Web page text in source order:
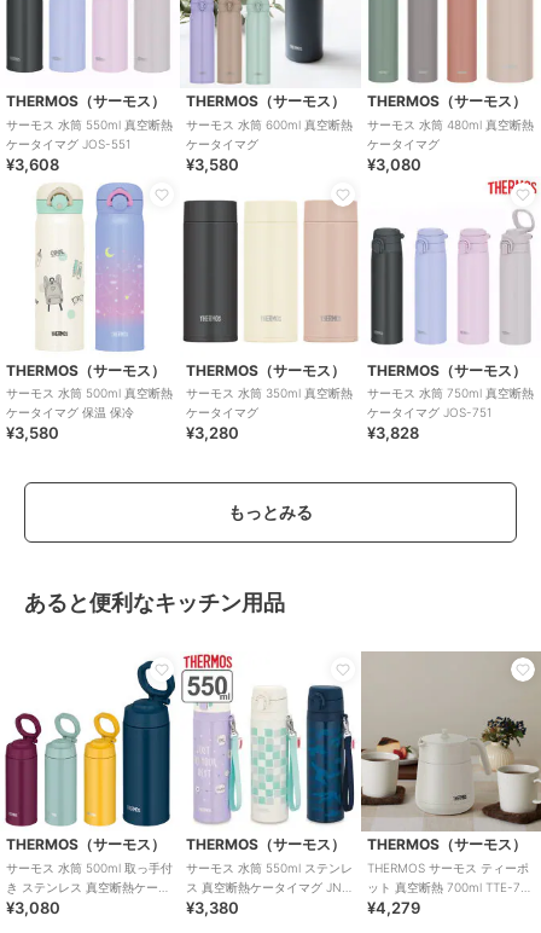
THERMOS（サーモス）
サーモス 水筒 550ml 真空断熱
ケータイマグ JOS-551
¥3,608
THERMOS（サーモス）
サーモス 水筒 600ml 真空断熱
ケータイマグ
¥3,580
THERMOS（サーモス）
サーモス 水筒 480ml 真空断熱
ケータイマグ
¥3,080
THERMOS（サーモス）
サーモス 水筒 500ml 真空断熱
ケータイマグ 保温 保冷
¥3,580
THERMOS（サーモス）
サーモス 水筒 350ml 真空断熱
ケータイマグ
¥3,280
THERMOS（サーモス）
サーモス 水筒 750ml 真空断熱
ケータイマグ JOS-751
¥3,828
もっとみる
あると便利なキッチン用品
THERMOS（サーモス）
サーモス 水筒 500ml 取っ手付
き ステンレス 真空断熱ケータ
イマグ JOO-500
¥3,080
THERMOS（サーモス）
サーモス 水筒 550ml ステンレ
ス 真空断熱ケータイマグ JNT-
552
¥3,380
THERMOS（サーモス）
THERMOS サーモス ティーポ
ット 真空断熱 700ml TTE-700
ステンレス
¥4,279